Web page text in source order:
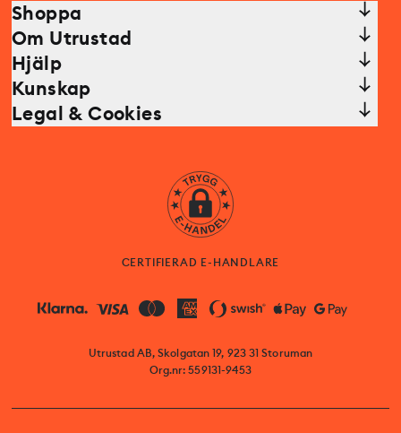
Shoppa
Om Utrustad
Hjälp
Kunskap
Legal & Cookies
CERTIFIERAD E-HANDLARE
Utrustad AB, Skolgatan 19, 923 31 Storuman
Org.nr: 559131-9453